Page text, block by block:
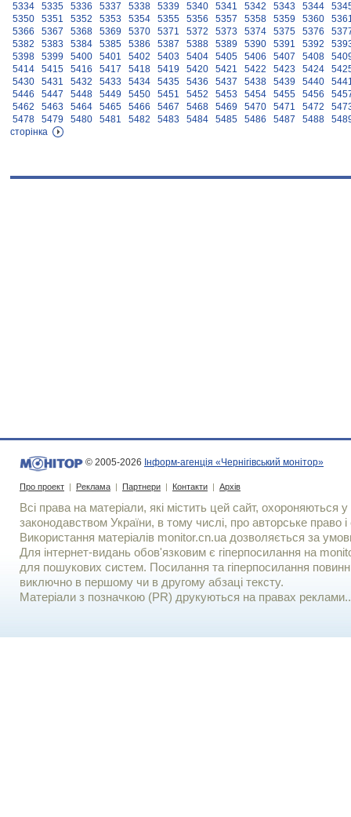
5334
5335 5336 5337 5338 5339 5340 5341 5342 5343 5344
5350
5351 5352 5353 5354 5355 5356 5357 5358 5359 5360
5366
5367 5368 5369 5370 5371 5372 5373 5374 5375 5376
5382
5383 5384 5385 5386 5387 5388 5389 5390 5391 5392
5398
5399 5400 5401 5402 5403 5404 5405 5406 5407 5408
5414
5415 5416 5417 5418 5419 5420 5421 5422 5423 5424
5430
5431 5432 5433 5434 5435 5436 5437 5438 5439 5440
5446
5447 5448 5449 5450 5451 5452 5453 5454 5455 5456
5462
5463 5464 5465 5466 5467 5468 5469 5470 5471 5472
5478
5479 5480 5481 5482 5483 5484 5485 5486 5487 5488
сторінка
© 2005-2026 Інформ-агенція «Чернігівський монітор»
Про проект | Реклама | Партнери | Контакти | Архів
Всі права на матеріали, які містить цей сайт, охороняються у
законодавством України, в тому числі, про авторське право і
Використання матерiалiв monitor.cn.ua дозволяється за
Для iнтернет-видань обов'язковим є гiперпосилання на
для пошукових систем. Посилання та гіперпосилання
виключно в першому чи в другому абзаці тексту.
Матеріали з позначкою (PR) друкуються на правах реклами..